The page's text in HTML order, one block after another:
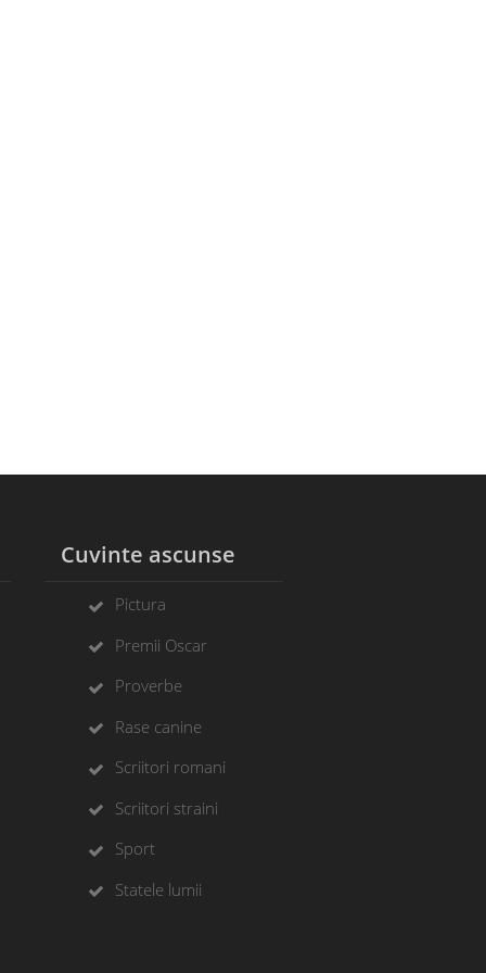
Cuvinte ascunse
Pictura
Premii Oscar
Proverbe
Rase canine
Scriitori romani
Scriitori straini
Sport
Statele lumii